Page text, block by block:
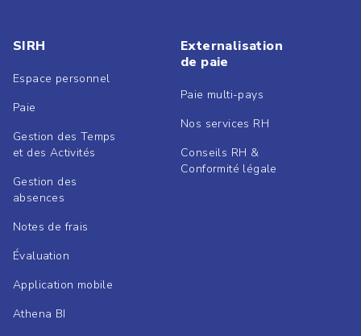
SIRH
Espace personnel
Paie
Gestion des Temps
et des Activités
Gestion des
absences
Notes de frais
Évaluation
Application mobile
Athena BI
Externalisation
de paie
Paie multi-pays
Nos services RH
Conseils RH &
Conformité légale